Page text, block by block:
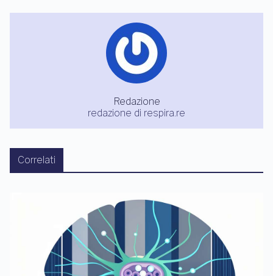
Redazione
redazione di respira.re
Correlati